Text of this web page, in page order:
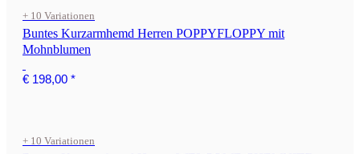
+ 10 Variationen
Buntes Kurzarmhemd Herren POPPYFLOPPY mit
Mohnblumen
€ 198,00 *
+ 10 Variationen